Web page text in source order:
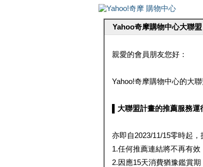
Yahoo奇摩購物中心大聯
親愛的會員朋友您好：
Yahoo!奇摩購物中心的大
▌大聯盟計畫的推薦服務
亦即自2023/11/15零時起
1.任何推薦連結將不再有效
2.因應15天消費猶豫鑑賞期